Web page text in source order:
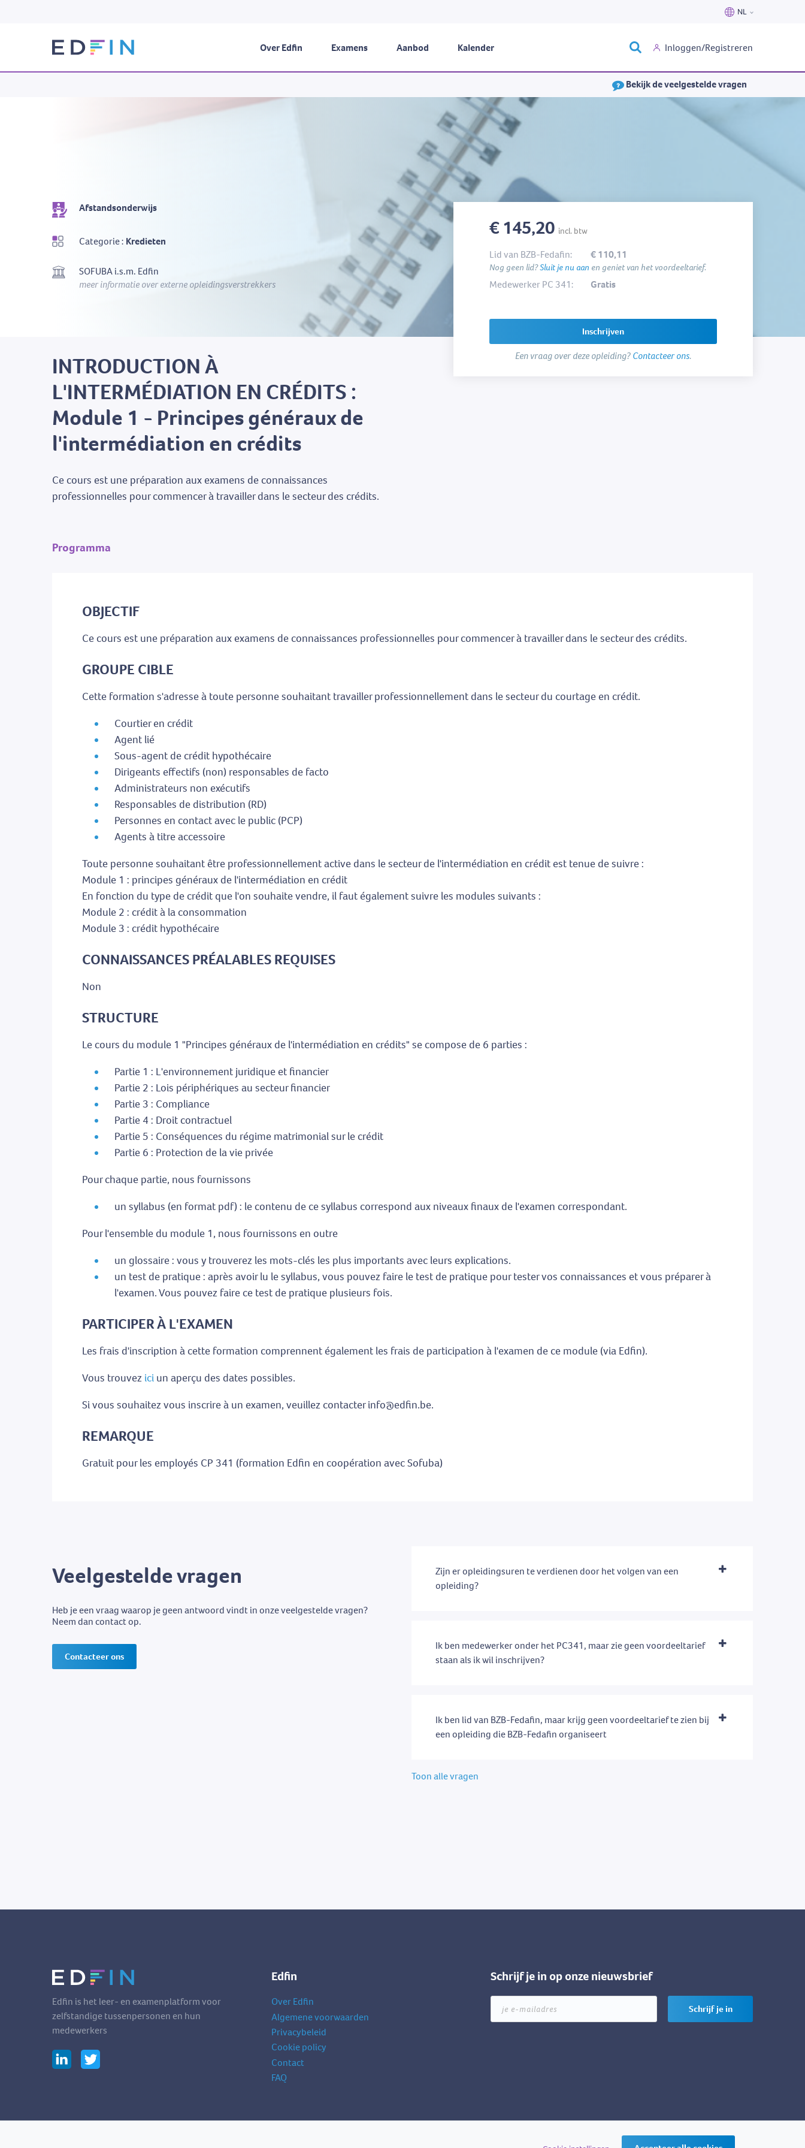
NL
Français
Over Edfin Examens Aanbod Kalender Inloggen/Registreren
Bekijk de veelgestelde vragen
Afstandsonderwijs
Categorie : Kredieten
SOFUBA i.s.m. Edfin
meer informatie over externe opleidingsverstrekkers
INTRODUCTION À
L'INTERMÉDIATION EN CRÉDITS :
Module 1 - Principes généraux de
l'intermédiation en crédits
Ce cours est une préparation aux examens de connaissances
professionnelles pour commencer à travailler dans le secteur des crédits.
€ 145,20 incl. btw
Lid van BZB-Fedafin: € 110,11
Nog geen lid?Sluit je nu aan en geniet van het voordeeltarief.
Medewerker PC 341: Gratis
Inschrijven
Een vraag over deze opleiding?Contacteer ons.
Programma
OBJECTIF
Ce cours est une préparation aux examens de connaissances professionnelles pour commencer à travailler dans le secteur des crédits.
GROUPE CIBLE
Cette formation s'adresse à toute personne souhaitant travailler professionnellement dans le secteur du courtage en crédit.
Courtier en crédit
Agent lié
Sous-agent de crédit hypothécaire
Dirigeants effectifs (non) responsables de facto
Administrateurs non exécutifs
Responsables de distribution (RD)
Personnes en contact avec le public (PCP)
Agents à titre accessoire
Toute personne souhaitant être professionnellement active dans le secteur de l'intermédiation en crédit est tenue de suivre :
Module 1 : principes généraux de l'intermédiation en crédit
En fonction du type de crédit que l'on souhaite vendre, il faut également suivre les modules suivants :
Module 2 : crédit à la consommation
Module 3 : crédit hypothécaire
CONNAISSANCES PRÉALABLES REQUISES
Non
STRUCTURE
Le cours du module 1 "Principes généraux de l'intermédiation en crédits" se compose de 6 parties :
Partie 1 : L'environnement juridique et financier
Partie 2 : Lois périphériques au secteur financier
Partie 3 : Compliance
Partie 4 : Droit contractuel
Partie 5 : Conséquences du régime matrimonial sur le crédit
Partie 6 : Protection de la vie privée
Pour chaque partie, nous fournissons
un syllabus (en format pdf) : le contenu de ce syllabus correspond aux niveaux finaux de l'examen correspondant.
Pour l'ensemble du module 1, nous fournissons en outre
un glossaire : vous y trouverez les mots-clés les plus importants avec leurs explications.
un test de pratique : après avoir lu le syllabus, vous pouvez faire le test de pratique pour tester vos connaissances et vous préparer à
l'examen. Vous pouvez faire ce test de pratique plusieurs fois.
PARTICIPER À L'EXAMEN
Les frais d'inscription à cette formation comprennent également les frais de participation à l'examen de ce module (via Edfin).
Vous trouvez ici un aperçu des dates possibles.
Si vous souhaitez vous inscrire à un examen, veuillez contacter info@edfin.be.
REMARQUE
Gratuit pour les employés CP 341 (formation Edfin en coopération avec Sofuba)
Veelgestelde vragen
Heb je een vraag waarop je geen antwoord vindt in onze veelgestelde vragen?
Neem dan contact op.
Contacteer ons
Zijn er opleidingsuren te verdienen door het volgen van een
opleiding?
Ik ben medewerker onder het PC341, maar zie geen voordeeltarief
staan als ik wil inschrijven?
Ik ben lid van BZB-Fedafin, maar krijg geen voordeeltarief te zien bij
een opleiding die BZB-Fedafin organiseert
Toon alle vragen
Edfin is het leer- en examenplatform voor
zelfstandige tussenpersonen en hun
medewerkers
Edfin
Over Edfin
Algemene voorwaarden
Privacybeleid
Cookie policy
Contact
FAQ
Schrijf je in op onze nieuwsbrief
mailadres
Schrijf je in